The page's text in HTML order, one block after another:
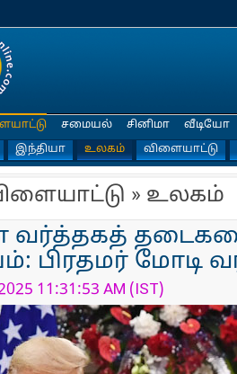
இந்தியா உலகம் விளையாட்டு
சமையல் சினிமா வீடியோ
» உலகம்
வர்த்தகத்
பிரதமர் மோடி
11:31:53 AM (IST)